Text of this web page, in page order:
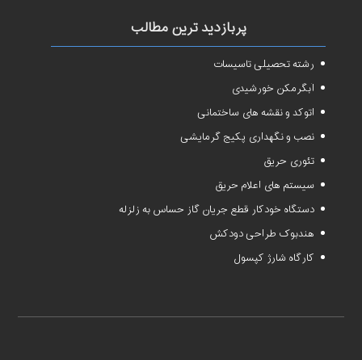
پربازدید ترین مطالب
رشته تحصیلی تاسیسات
آبگرمکن خورشیدی
اتوکد و نقشه های ساختمانی
نصب و نگهداری پکیج گرمایشی
تئوری حریق
سیستم های اعلام حریق
دستگاه خودکار قطع جریان گاز حساس به زلزله
هندبوک طراحی دودکش
کارگاه شارژ کپسول